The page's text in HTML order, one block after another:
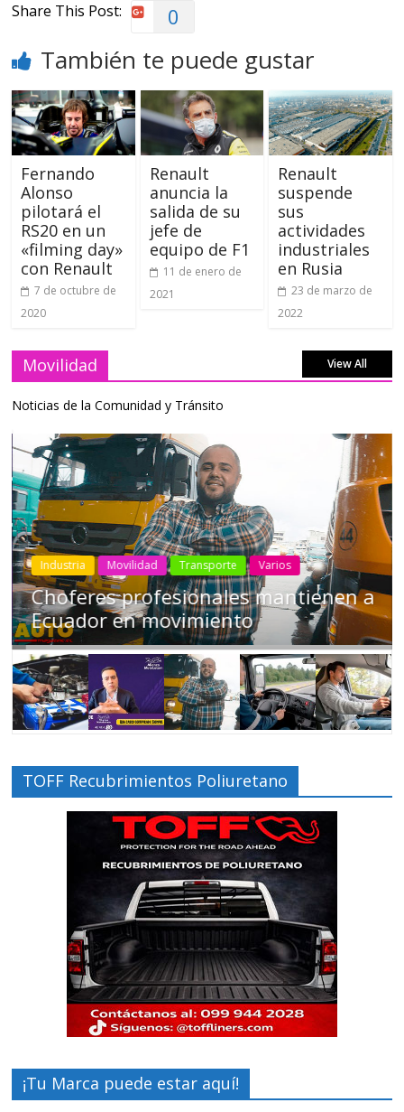
Share This Post: 0
También te puede gustar
Fernando
Alonso
pilotará el
RS20 en un
«filming day»
con Renault
7 de octubre de
2020
Renault
anuncia la
salida de su
jefe de
equipo de F1
11 de enero de
2021
Renault
suspende
sus
actividades
industriales
en Rusia
23 de marzo de
2022
Movilidad View All
Noticias de la Comunidad y Tránsito
Industria Movilidad Transporte Varios
Choferes profesionales mantienen a
Ecuador en movimiento
TOFF Recubrimientos Poliuretano
¡Tu Marca puede estar aquí!